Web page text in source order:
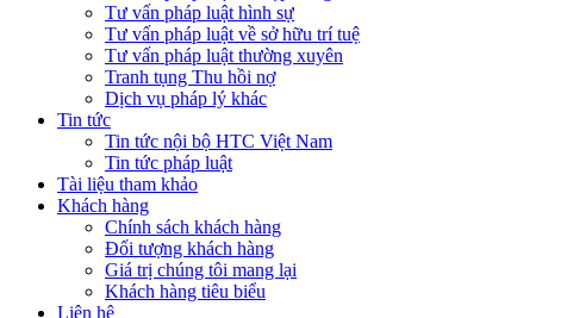
Tư vấn pháp luật hình sự
Tư vấn pháp luật về sở hữu trí tuệ
Tư vấn pháp luật thường xuyên
Tranh tụng Thu hồi nợ
Dịch vụ pháp lý khác
Tin tức
Tin tức nội bộ HTC Việt Nam
Tin tức pháp luật
Tài liệu tham khảo
Khách hàng
Chính sách khách hàng
Đối tượng khách hàng
Giá trị chúng tôi mang lại
Khách hàng tiêu biểu
Liên hệ